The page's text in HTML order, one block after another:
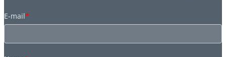
E-mail*